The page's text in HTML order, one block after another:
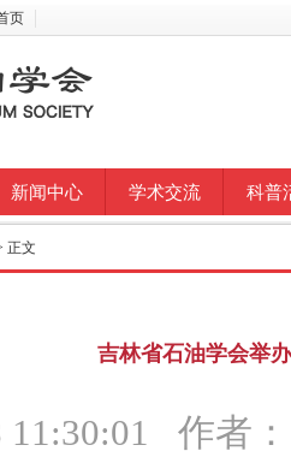
页
新闻中心 学术交流 科普
正文
吉林省石油学会举
11:30:01 作者